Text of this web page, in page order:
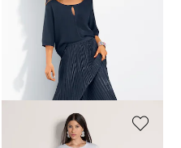
MADELEINE
119,95 €
Laagste prijs van de afgelopen 30
dagen**: 69,00 €
(-14%)